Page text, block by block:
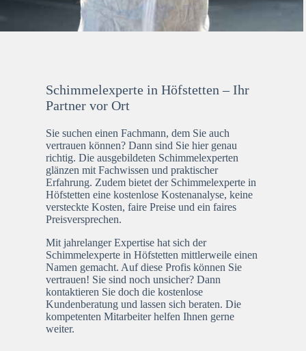
Schimmelexperte in Höfstetten – Ihr
Partner vor Ort
Sie suchen einen Fachmann, dem Sie auch
vertrauen können? Dann sind Sie hier genau
richtig. Die ausgebildeten Schimmelexperten
glänzen mit Fachwissen und praktischer
Erfahrung. Zudem bietet der Schimmelexperte in
Höfstetten eine kostenlose Kostenanalyse, keine
versteckte Kosten, faire Preise und ein faires
Preisversprechen.
Mit jahrelanger Expertise hat sich der
Schimmelexperte in Höfstetten mittlerweile einen
Namen gemacht. Auf diese Profis können Sie
vertrauen! Sie sind noch unsicher? Dann
kontaktieren Sie doch die kostenlose
Kundenberatung und lassen sich beraten. Die
kompetenten Mitarbeiter helfen Ihnen gerne
weiter.